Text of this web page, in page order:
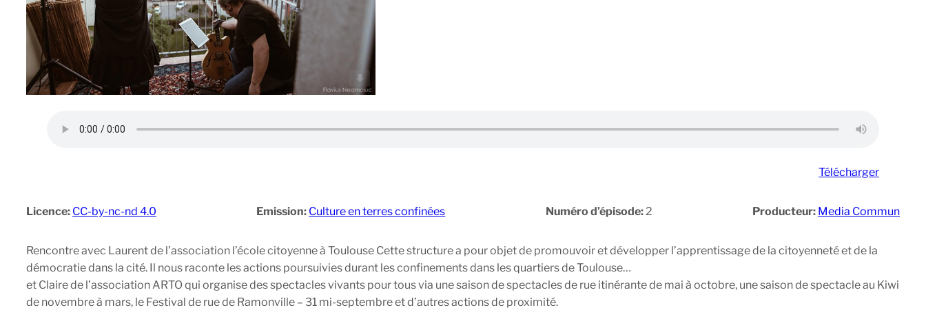
Télécharger
Licence: CC-by-nc-nd 4.0 Emission: Culture en terres confinées Numéro d’épisode:2 Producteur: Media Commun
Rencontre avec Laurent de l’association l’école citoyenne à Toulouse Cette structure a pour objet de promouvoir et développer l’apprentissage de la citoyenneté et de la
démocratie dans la cité. Il nous raconte les actions poursuivies durant les confinements dans les quartiers de Toulouse…
et Claire de l’association ARTO qui organise des spectacles vivants pour tous via une saison de spectacles de rue itinérante de mai à octobre, une saison de spectacle au Kiwi
de novembre à mars, le Festival de rue de Ramonville – 31 mi-septembre et d’autres actions de proximité.